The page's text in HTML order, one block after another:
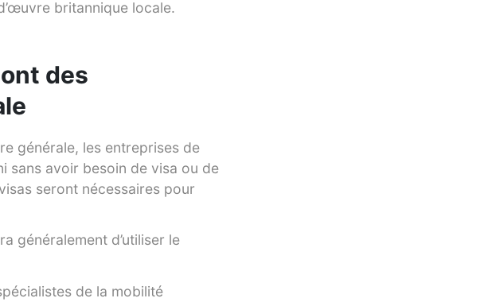
britannique locale.
des
générale, les entreprises de
sans avoir besoin de visa ou de
seront nécessaires pour
généralement d’utiliser le
de la mobilité